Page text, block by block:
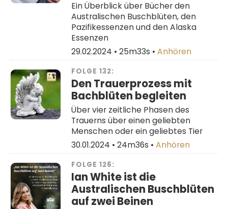
Ein Überblick über Bücher den
Australischen Buschblüten, den
Pazifikessenzen und den Alaska
Essenzen
29.02.2024 • 25m33s • Anhören
FOLGE 132:
Den Trauerprozess mit
Bachblüten begleiten
Über vier zeitliche Phasen des
Trauerns über einen geliebten
Menschen oder ein geliebtes Tier
30.01.2024 • 24m36s • Anhören
FOLGE 126:
Ian White ist die
Australischen Buschblüten
auf zwei Beinen